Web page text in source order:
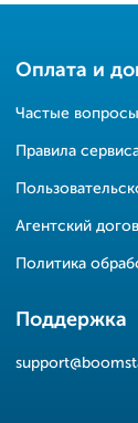
Оплата и
Частые вопросы
Правила
Агентский
Политика
Поддержка